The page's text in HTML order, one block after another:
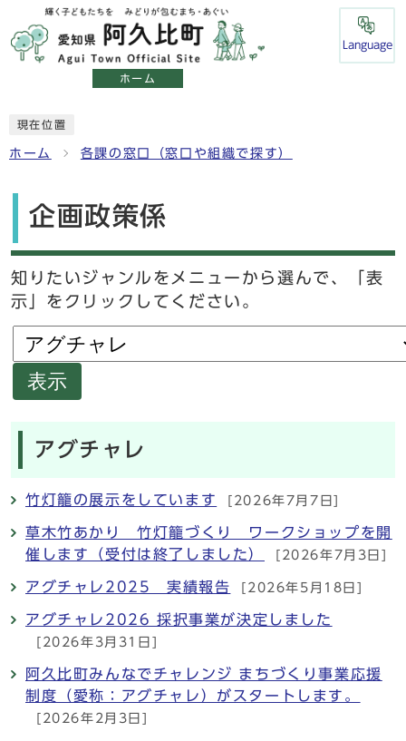
ホーム
Language
現在位置
ホーム 各課の窓口（窓口や組織で探す）
企画政策係
知りたいジャンルをメニューから選んで、「表
示」をクリックしてください。
表示
アグチャレ
竹灯籠の展示をしています [2026年7月7日]
草木竹あかり 竹灯籠づくり ワークショップを開
催します（受付は終了しました）
[2026年7月3日]
アグチャレ2025 実績報告 [2026年5月18日]
アグチャレ2026 採択事業が決定しました
[2026年3月31日]
阿久比町みんなでチャレンジ まちづくり事業応援
制度（愛称：アグチャレ）がスタートします。
[2026年2月3日]